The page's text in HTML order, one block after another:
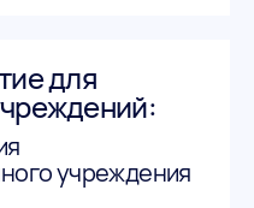
для
учреждения